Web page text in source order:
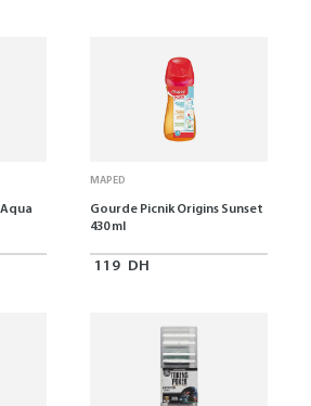
MAPED
Gourde Picnik Origins Sunset
430 ml
119 DH